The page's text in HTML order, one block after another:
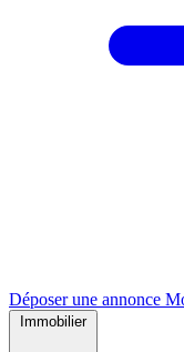
Déposer une annonce
Immobilier